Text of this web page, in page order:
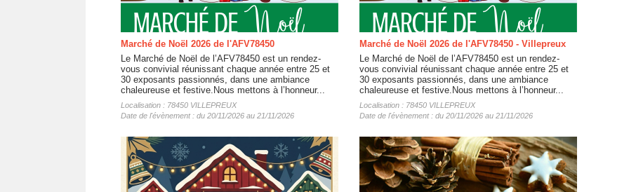
Marché de Noël 2026 de l'AFV78450
Le Marché de Noël de l’AFV78450 est un rendez-
vous convivial réunissant chaque année entre 25 et
30 exposants passionnés, dans une ambiance
chaleureuse et festive.Nous mettons à l’honneur...
Localisation : 78450 VILLEPREUX
Date de l'évènement : du 20/11/2026 au 21/11/2026
Marché de Noël 2026 de l'AFV78450 - Villepreux
Le Marché de Noël de l’AFV78450 est un rendez-
vous convivial réunissant chaque année entre 25 et
30 exposants passionnés, dans une ambiance
chaleureuse et festive.Nous mettons à l’honneur...
Localisation : 78450 VILLEPREUX
Date de l'évènement : du 20/11/2026 au 21/11/2026